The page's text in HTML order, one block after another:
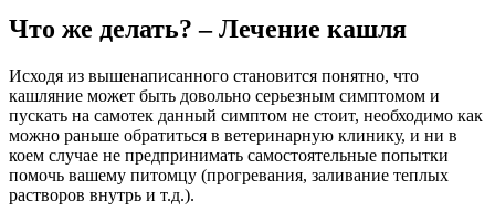
Что же делать? – Лечение кашля
Исходя из вышенаписанного становится понятно, что
кашляние может быть довольно серьезным симптомом и
пускать на самотек данный симптом не стоит, необходимо как
можно раньше обратиться в ветеринарную клинику, и ни в
коем случае не предпринимать самостоятельные попытки
помочь вашему питомцу (прогревания, заливание теплых
растворов внутрь и т.д.).